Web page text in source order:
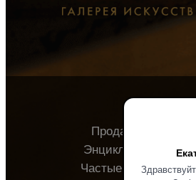
Продавцу
Энциклопедия
О
Частые вопросы